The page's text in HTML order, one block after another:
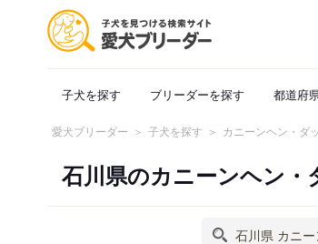
子犬を探す ブリーダーを探す 都道府
愛犬ブリーダー 子犬を探す カニーンヘン・ダ
石川県のカニーンヘン